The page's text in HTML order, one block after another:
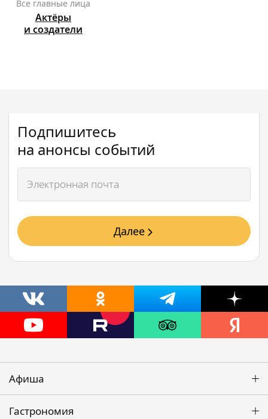
Все главные лица
Актёры
и создатели
Подпишитесь
на анонсы событий
Далее
Афиша
Гастрономия